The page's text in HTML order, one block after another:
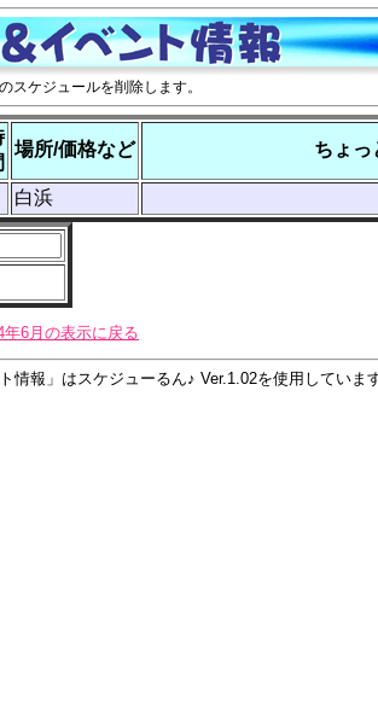
スケジュールを削除します。
場所/価格など ちょっ
白浜
年6月の表示に戻る
情報」はスケジューるん♪ Ver.1.02を使用していま